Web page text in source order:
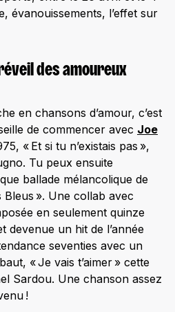
évanouissements, l’effet sur
des amoureux
en chansons d’amour, c’est
de commencer avec Joe
« Et si tu n’existais pas »,
Tu peux ensuite
ballade mélancolique de
Bleus ». Une collab avec
en seulement quinze
devenue un hit de l’année
seventies avec un
« Je vais t’aimer » cette
Sardou. Une chanson assez
!